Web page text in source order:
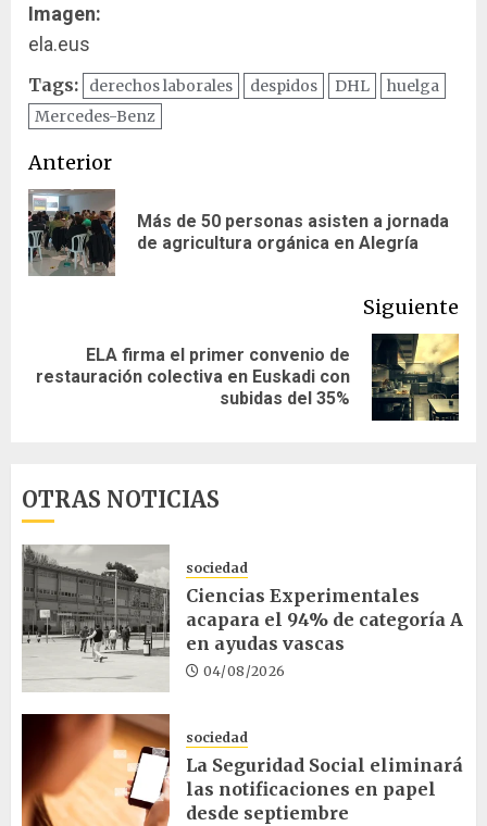
Imagen:
ela.eus
Tags: derechos laborales despidos DHL
huelga
Mercedes-Benz
Navegación
de
entradas
Anterior
Más de 50 personas asisten a jornada
de agricultura orgánica en Alegría
Siguiente
Siguiente
ELA firma el primer convenio de
restauración colectiva en Euskadi con
subidas del 35%
OTRAS NOTICIAS
sociedad
Ciencias Experimentales
acapara el 94% de categoría A
en ayudas vascas
04/08/2026
sociedad
La Seguridad Social eliminará
las notificaciones en papel
desde septiembre